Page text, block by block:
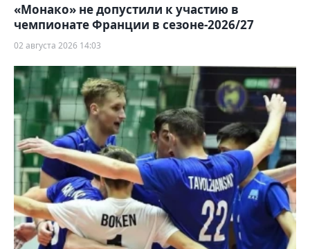
«Монако» не допустили к участию в
чемпионате Франции в сезоне-2026/27
02 августа 2026 14:03